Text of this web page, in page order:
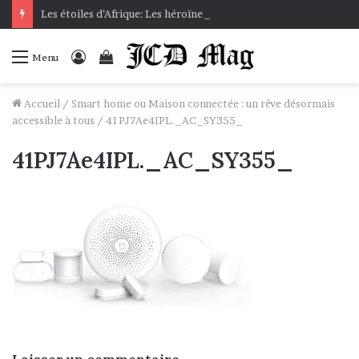
Menu Connexion
Voir
panier
Accueil / Smart home ou Maison connectée : un rêve désormais
accessible à tous / 41PJ7Ae4IPL._AC_SY355_
41PJ7Ae4IPL._AC_SY355_